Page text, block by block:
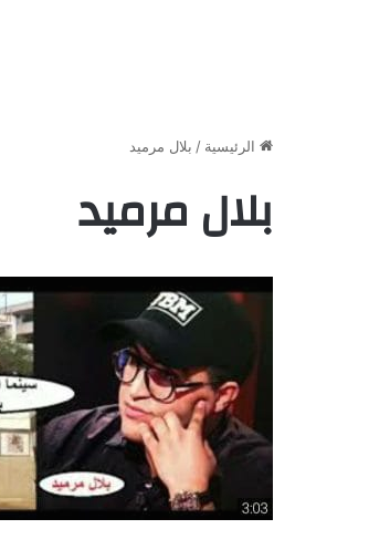
الرئيسية / بلال مرميد
بلال مرميد